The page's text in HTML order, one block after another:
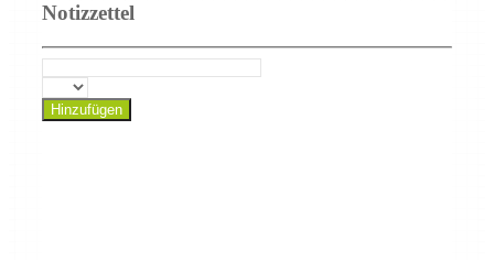
Notizzettel
Hinzufügen